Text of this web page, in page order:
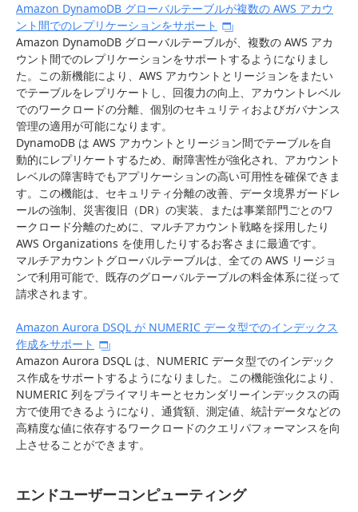
Amazon DynamoDB グローバルテーブルが複数の AWS アカウ
ント間でのレプリケーションをサポート
Amazon DynamoDB グローバルテーブルが、複数の AWS アカ
ウント間でのレプリケーションをサポートするようになりまし
た。この新機能により、AWS アカウントとリージョンをまたい
でテーブルをレプリケートし、回復力の向上、アカウントレベル
でのワークロードの分離、個別のセキュリティおよびガバナンス
管理の適用が可能になります。
DynamoDB は AWS アカウントとリージョン間でテーブルを自
動的にレプリケートするため、耐障害性が強化され、アカウント
レベルの障害時でもアプリケーションの高い可用性を確保できま
す。この機能は、セキュリティ分離の改善、データ境界ガードレ
ールの強制、災害復旧（DR）の実装、または事業部門ごとのワ
ークロード分離のために、マルチアカウント戦略を採用したり
AWS Organizations を使用したりするお客さまに最適です。
マルチアカウントグローバルテーブルは、全ての AWS リージョ
ンで利用可能で、既存のグローバルテーブルの料金体系に従って
請求されます。
Amazon Aurora DSQL が NUMERIC データ型でのインデックス
作成をサポート
Amazon Aurora DSQL は、NUMERIC データ型でのインデック
ス作成をサポートするようになりました。この機能強化により、
NUMERIC 列をプライマリキーとセカンダリーインデックスの両
方で使用できるようになり、通貨額、測定値、統計データなどの
高精度な値に依存するワークロードのクエリパフォーマンスを向
上させることができます。
エンドユーザーコンピューティング